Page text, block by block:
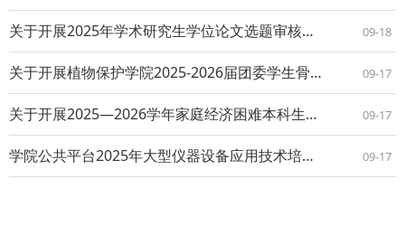
关于开展2025年学术研究生学位论文选题审核及开题论证的通知 09-18
关于开展植物保护学院2025-2026届团委学生骨干及学生会（研究生会）骨干换届工作的通知 09-17
关于开展2025—2026学年家庭经济困难本科生认定工作的通知 09-17
学院公共平台2025年大型仪器设备应用技术培训（第8期） ——日立钨灯丝扫描电镜(S-3400N)原理与应用 09-17